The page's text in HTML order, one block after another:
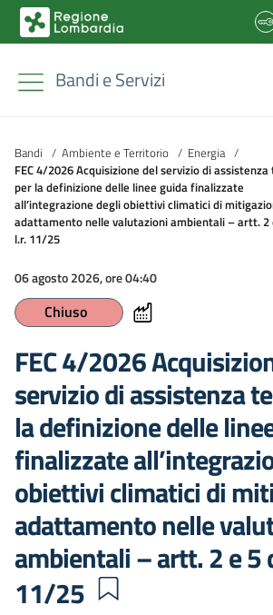
Bandi e Servizi
Bandi / Ambiente e Territorio / Energia /
FEC 4/2026 Acquisizione del servizio di
per la definizione delle linee guida finalizzate
all’integrazione degli obiettivi climatici di
adattamento nelle valutazioni ambientali – artt. 2
l.r. 11/25
06 agosto 2026, ore 04:40
Chiuso
FEC 4/2026
servizio di assistenza
la definizione delle
finalizzate
obiettivi climatici di
adattamento nelle
ambientali – artt. 2 e 5
11/25